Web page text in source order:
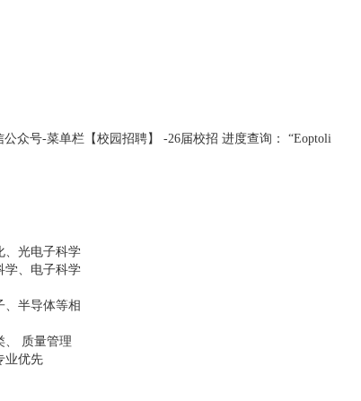
公众号-菜单栏【校园招聘】 -26届校招 进度查询： “Eoptoli
、光电子科学
学、电子科学
、半导体等相
、 质量管理
业优先